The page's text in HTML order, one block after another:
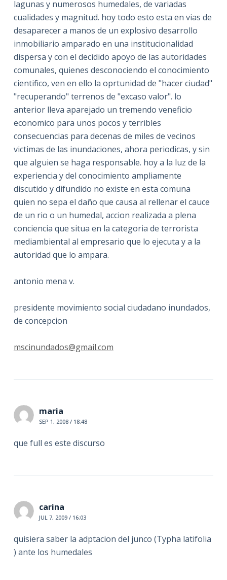
lagunas y numerosos humedales, de variadas
cualidades y magnitud. hoy todo esto esta en vias de
desaparecer a manos de un explosivo desarrollo
inmobiliario amparado en una institucionalidad
dispersa y con el decidido apoyo de las autoridades
comunales, quienes desconociendo el conocimiento
cientifico, ven en ello la oprtunidad de "hacer ciudad"
"recuperando" terrenos de "excaso valor". lo
anterior lleva aparejado un tremendo veneficio
economico para unos pocos y terribles
consecuencias para decenas de miles de vecinos
victimas de las inundaciones, ahora periodicas, y sin
que alguien se haga responsable. hoy a la luz de la
experiencia y del conocimiento ampliamente
discutido y difundido no existe en esta comuna
quien no sepa el daño que causa al rellenar el cauce
de un rio o un humedal, accion realizada a plena
conciencia que situa en la categoria de terrorista
mediambiental al empresario que lo ejecuta y a la
autoridad que lo ampara.
antonio mena v.
presidente movimiento social ciudadano inundados,
de concepcion
mscinundados@gmail.com
maria
SEP 1, 2008 / 18:48
que full es este discurso
carina
JUL 7, 2009 / 16:03
quisiera saber la adptacion del junco (Typha latifolia
) ante los humedales